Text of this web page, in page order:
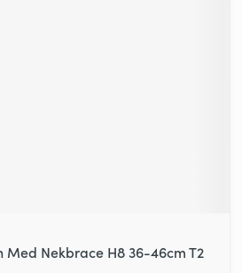
Med Nekbrace H8 36-46cm T2